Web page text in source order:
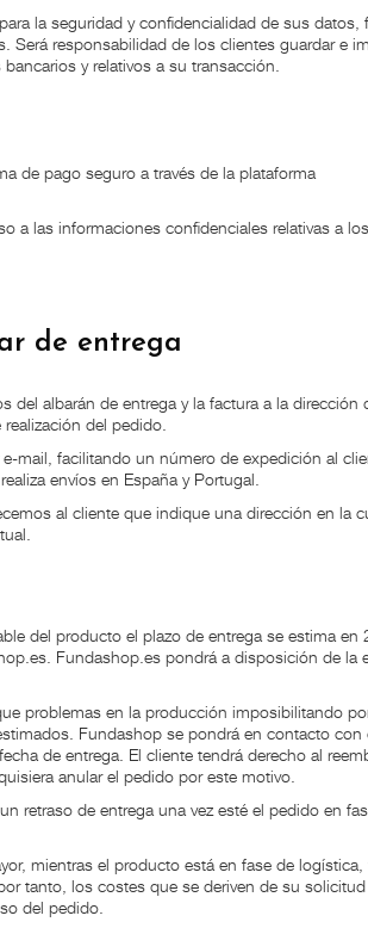
la seguridad y confidencialidad de sus
Será responsabilidad de los clientes guardar e
y relativos a su transacción.
de pago seguro a través de la plataforma
a las informaciones confidenciales relativas a
de entrega
del albarán de entrega y la factura a la dirección
del pedido.
mail, facilitando un número de expedición al
envíos en España y Portugal.
al cliente que indique una dirección en la
del producto el plazo de entrega se estima
Fundashop.es pondrá a disposición de la
problemas en la producción imposibilitando
Fundashop se pondrá en contacto con
de entrega. El cliente tendrá derecho al
anular el pedido por este motivo.
retraso de entrega una vez esté el pedido en
mientras el producto está en fase de
tanto, los costes que se deriven de su
del pedido.